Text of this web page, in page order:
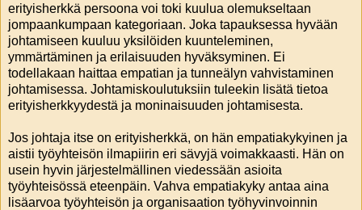
erityisherkkä persoona voi toki kuulua olemukseltaan
jompaankumpaan kategoriaan. Joka tapauksessa hyvään
johtamiseen kuuluu yksilöiden kuunteleminen,
ymmärtäminen ja erilaisuuden hyväksyminen. Ei
todellakaan haittaa empatian ja tunneälyn vahvistaminen
johtamisessa. Johtamiskoulutuksiin tuleekin lisätä tietoa
erityisherkkyydestä ja moninaisuuden johtamisesta.
Jos johtaja itse on erityisherkkä, on hän empatiakykyinen ja
aistii työyhteisön ilmapiirin eri sävyjä voimakkaasti. Hän on
usein hyvin järjestelmällinen viedessään asioita
työyhteisössä eteenpäin. Vahva empatiakyky antaa aina
lisäarvoa työyhteisön ja organisaation työhyvinvoinnin